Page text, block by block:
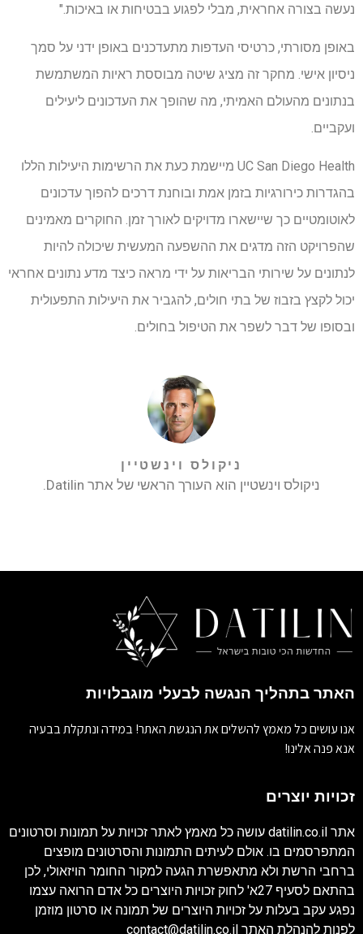
נעשה בצורה אחראית, מבלי לפגוע בבטיחות או באיכות."
באופן מסורתי, כרטיסי העדפות מתעדכנים באופן ידני על סמך
ניסיון אישי. מחקר זה מציג שיטה מבוססת ראיות המשתמשת
בנתונים מהעולם האמיתי, מה שהופך את העדכונים ליעילים
ועקביים.
UC San Diego Health מיישמת כעת את הרשימות היעילות הללו
בהגדרות כירורגיות בזמן אמת ובוחנת דרכים להפוך עדכונים
לאוטומטיים כך שיישארו מדויקים לאורך זמן. החוקרים מאמינים
שהפרויקט הזה מדגים את ההשפעה המעשית שיכולה להיות
לנתונים על שירותי הבריאות על ידי מראה כיצד מדע נתונים אחראי
יכול לקצץ בזבוז של בתי חולים, להגביר את היעילות התפעולית
ובסופו של דבר לשפר את הטיפול בחולים.
ניקולס וינשטיין
ניקולס וינשטיין הוא העורך הראשי של אתר Datilin.
האתר בתהליך הנגשה לבעלי מוגבלויות
אנו עושים כל מאמץ להשלים את הנגשת האתר! במידה ונתקלת בבעיה
אנא פנה אלינו!
זכויות יוצרים
אתר datilin.co.il עושה כל מאמץ לאתר זכויות על תמונות וסרטונים
המתפרסמים בו. אולם לעיתים התמונות והסרטונים מופצים
ברחבי הרשת ולא מתאפשרת הגעה למקור החומר הויזאולי, לכן
בהתאם לסעיף 27א' לחוק זכויות היוצרים כל אדם הרואה עצמו
נפגע עקב בעלות על זכויות היוצרים של תמונה או סרטון מוזמן
לפנות להנהלת האתר contact@datilin.co.il